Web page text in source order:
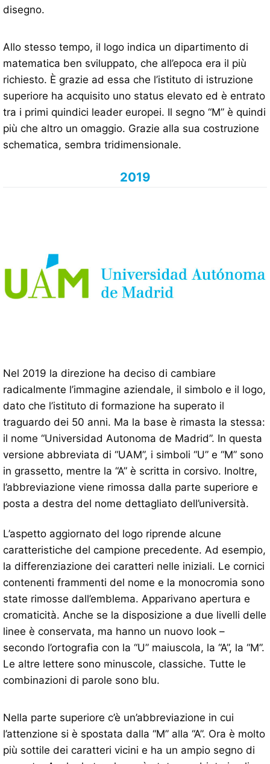
disegno.
Allo stesso tempo, il logo indica un dipartimento di
matematica ben sviluppato, che all’epoca era il più
richiesto. È grazie ad essa che l’istituto di istruzione
superiore ha acquisito uno status elevato ed è entrato
tra i primi quindici leader europei. Il segno “M” è quindi
più che altro un omaggio. Grazie alla sua costruzione
schematica, sembra tridimensionale.
2019
Nel 2019 la direzione ha deciso di cambiare
radicalmente l’immagine aziendale, il simbolo e il logo,
dato che l’istituto di formazione ha superato il
traguardo dei 50 anni. Ma la base è rimasta la stessa:
il nome “Universidad Autonoma de Madrid”. In questa
versione abbreviata di “UAM”, i simboli “U” e “M” sono
in grassetto, mentre la “A” è scritta in corsivo. Inoltre,
l’abbreviazione viene rimossa dalla parte superiore e
posta a destra del nome dettagliato dell’università.
L’aspetto aggiornato del logo riprende alcune
caratteristiche del campione precedente. Ad esempio,
la differenziazione dei caratteri nelle iniziali. Le cornici
contenenti frammenti del nome e la monocromia sono
state rimosse dall’emblema. Apparivano apertura e
cromaticità. Anche se la disposizione a due livelli delle
linee è conservata, ma hanno un nuovo look –
secondo l’ortografia con la “U” maiuscola, la “A”, la “M”.
Le altre lettere sono minuscole, classiche. Tutte le
combinazioni di parole sono blu.
Nella parte superiore c’è un’abbreviazione in cui
l’attenzione si è spostata dalla “M” alla “A”. Ora è molto
più sottile dei caratteri vicini e ha un ampio segno di